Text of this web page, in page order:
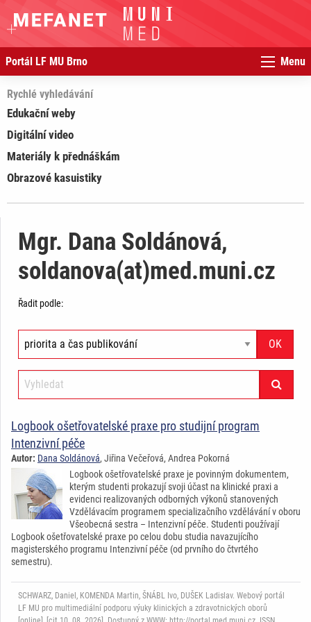
Portál LF MU Brno Menu
Rychlé vyhledávání
Edukační weby
Digitální video
Materiály k přednáškám
Obrazové kasuistiky
Mgr. Dana Soldánová,
soldanova(at)med.muni.cz
Řadit podle:
Logbook ošetřovatelské praxe pro studijní program
Intenzivní péče
Autor: Dana Soldánová, Jiřina Večeřová, Andrea Pokorná
Logbook ošetřovatelské praxe je povinným dokumentem,
kterým studenti prokazují svoji účast na klinické praxi a
evidenci realizovaných odborných výkonů stanovených
Vzdělávacím programem specializačního vzdělávání v oboru
Všeobecná sestra – Intenzivní péče. Studenti používají
Logbook ošetřovatelské praxe po celou dobu studia navazujícího
magisterského programu Intenzivní péče (od prvního do čtvrtého
semestru).
SCHWARZ, Daniel, KOMENDA Martin, ŠNÁBL Ivo, DUŠEK Ladislav. Webový portál
LF MU pro multimediální podporu výuky klinických a zdravotnických oborů